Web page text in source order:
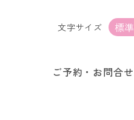
ご予約・お問合せ
文字サイズ 標準